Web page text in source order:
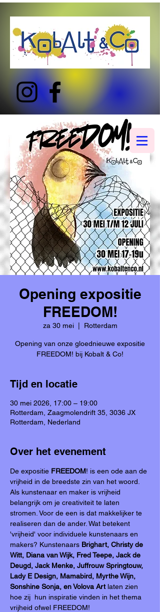
Opening expositie
FREEDOM!
za 30 mei
  |
Rotterdam
Opening van onze gloednieuwe expositie
FREEDOM! bij Kobalt & Co!
Tijd en locatie
30 mei 2026, 17:00 – 19:00
Rotterdam, Zaagmolendrift 35, 3036 JX
Rotterdam, Nederland
Over het evenement
De expositie FREEDOM! is een ode aan de
vrijheid in de breedste zin van het woord.
Als kunstenaar en maker is vrijheid
belangrijk om je creativiteit te laten
stromen. Voor de een is dat makkelijker te
realiseren dan de ander. Wat betekent
'vrijheid' voor individuele kunstenaars en
makers? Kunstenaars Brighart, Christy de
Witt, Diana van Wijk, Fred Teepe, Jack de
Deugd, Jack Menke, Juffrouw Springtouw,
Lady E Design, Mamabird, Myrthe Wijn,
Sonshine Sonja, en Volova Art laten zien
hoe zij  hun inspiratie vinden in het thema
vrijheid ofwel FREEDOM!